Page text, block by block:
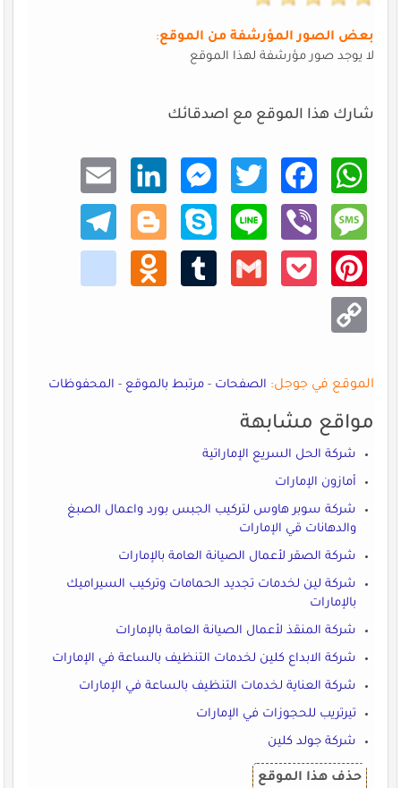
بعض الصور المؤرشفة من الموقع:
لا يوجد صور مؤرشفة لهذا الموقع
شارك هذا الموقع مع اصدقائك
What
sApp
Faceb
ook
Twitt
er
Mess
enger
Linke
dIn
Email
Mess
age
Viber
Line
Skype
Blogg
er
Teleg
ram
Pinte
rest
Pocke
Gmail
Tumb
Odno
klass
niki
Copy
Link
الموقع في جوجل: الصفحات-مرتبط بالموقع-المحفوظات
مواقع مشابهة
شركة الحل السريع الإماراتية
أمازون الإمارات
شركة سوبر هاوس لتركيب الجبس بورد واعمال الصبغ
والدهانات قي الإمارات
شركة الصقر لأعمال الصيانة العامة بالإمارات
شركة لين لخدمات تجديد الحمامات وتركيب السيراميك
بالإمارات
شركة المنقذ لأعمال الصيانة العامة بالإمارات
شركة الابداع كلين لخدمات التنظيف بالساعة في الإمارات
شركة العناية لخدمات التنظيف بالساعة في الإمارات
تيرتريب للحجوزات في الإمارات
شركة جولد كلين
حذف هذا الموقع